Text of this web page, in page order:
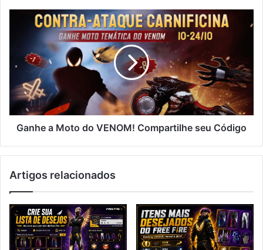
VENOM!
Compartilhe
seu
Código
Ganhe a Moto do VENOM! Compartilhe seu Código
Artigos relacionados